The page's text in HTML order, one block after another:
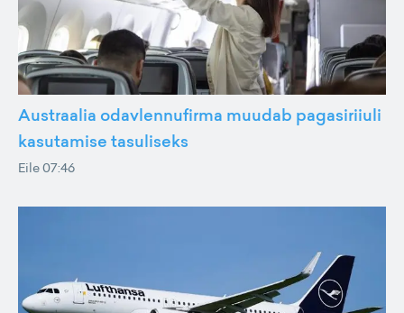
Austraalia odavlennufirma muudab pagasiriiuli
kasutamise tasuliseks
Eile 07:46